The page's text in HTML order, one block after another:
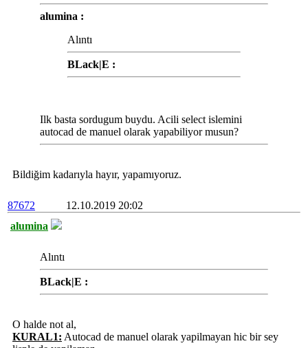
alumina :
Alıntı
BLack|E :
Ilk basta sordugum buydu. Acili select islemini
autocad de manuel olarak yapabiliyor musun?
Bildiğim kadarıyla hayır, yapamıyoruz.
87672
12.10.2019 20:02
alumina
Alıntı
BLack|E :
O halde not al,
KURAL1: Autocad de manuel olarak yapilmayan hic bir sey